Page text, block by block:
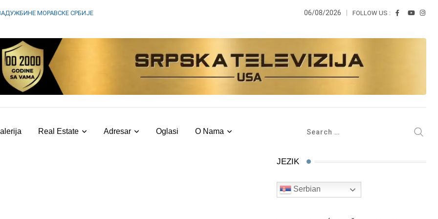
МОРАВСКЕ СРБИЈЕ 06/08/2026 FOLLOW US :
Real Estate Adresar Oglasi O Nama
JEZIK
Serbian